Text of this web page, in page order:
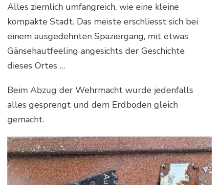
Alles ziemlich umfangreich, wie eine kleine
kompakte Stadt. Das meiste erschliesst sich bei
einem ausgedehnten Spaziergang, mit etwas
Gänsehautfeeling angesichts der Geschichte
dieses Ortes …
Beim Abzug der Wehrmacht wurde jedenfalls
alles gesprengt und dem Erdboden gleich
gemacht.